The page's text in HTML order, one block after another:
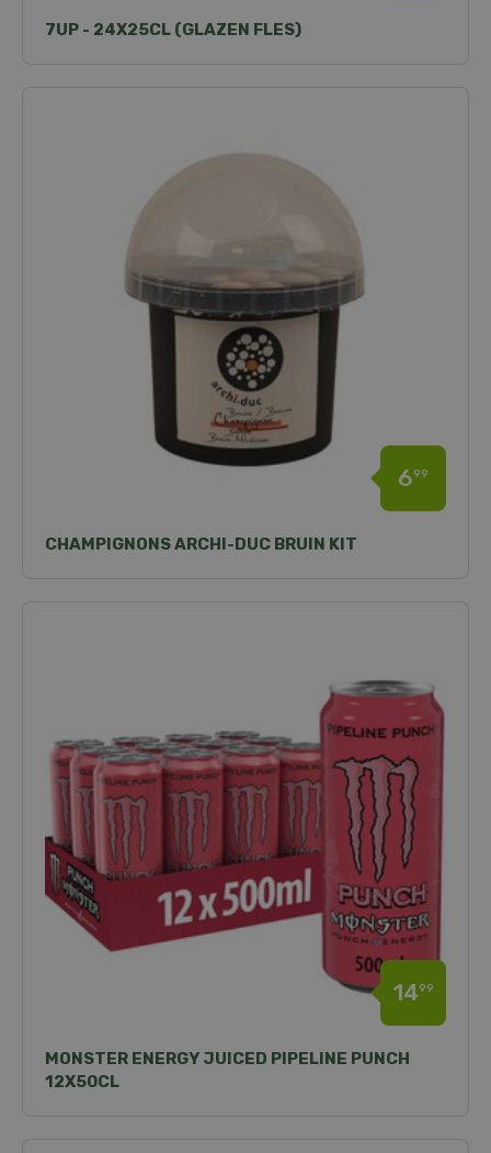
7UP - 24X25CL (GLAZEN FLES)
CHAMPIGNONS ARCHI-DUC BRUIN KIT
699
MONSTER ENERGY JUICED PIPELINE PUNCH
12X50CL
1499